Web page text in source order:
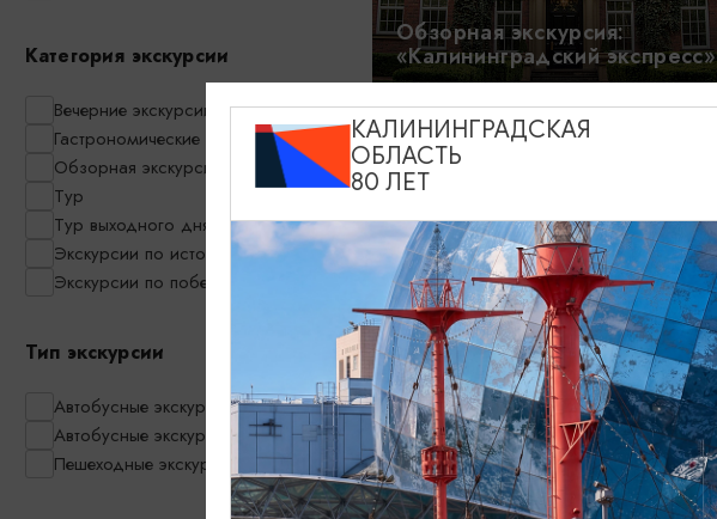
Категория экскурсии
Вечерние экскурсии
Гастрономические экскурсии
Обзорная экскурсия по Калининграду
Тур
Тур выходного дня
Экскурсии по историческим местам
Экскурсии по побережью
Тип экскурсии
Автобусные экскурсии
Автобусные экскурсии в мини-группах
Пешеходные экскурсии
Обзорная экскурсия:
«Калининградский экспресс»
16:00, 17:30, *19:00
ОТ1550₽
Кёнигсберг под грифом
«Секретно»
14:00 3
КАЛИНИНГРАДСКАЯ
ОБЛАСТЬ
80 ЛЕТ